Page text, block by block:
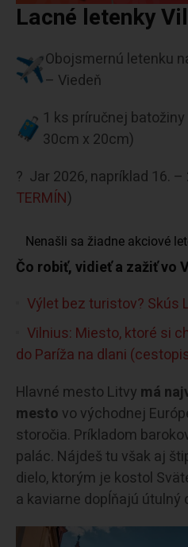
Lacné letenky
Obojsmernú letenku
– Viedeň
1 ks príručnej
30cm x 20cm)
? Jar 2026, napríklad 16. –
TERMÍN)
Čo robiť, vidieť a zažiť vo
Výlet bez turistov? Skús
Vilnius: Miesto, ktoré si
do Paríža na dlani
Hlavné mesto Litvy má
mesto vo východnej
storočia. Príkladom
palác. Nájdeš tu však aj
dielo, ktorým je kostol
a kaviarne dopĺňajú útulný